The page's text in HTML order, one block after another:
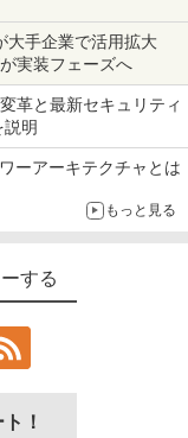
大手企業で活用拡大
実装フェーズへ
革と最新セキュリティ
明
ーアーキテクチャとは
もっと見る
する
！